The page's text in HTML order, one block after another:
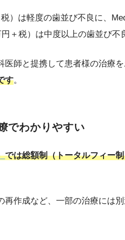
）は軽度の歯並び不良に、
＋税）は中度以上の歯並び
師と提携して患者様の治療を
す。
でわかりやすい
では総額制（トータルフィー
作成など、一部の治療には